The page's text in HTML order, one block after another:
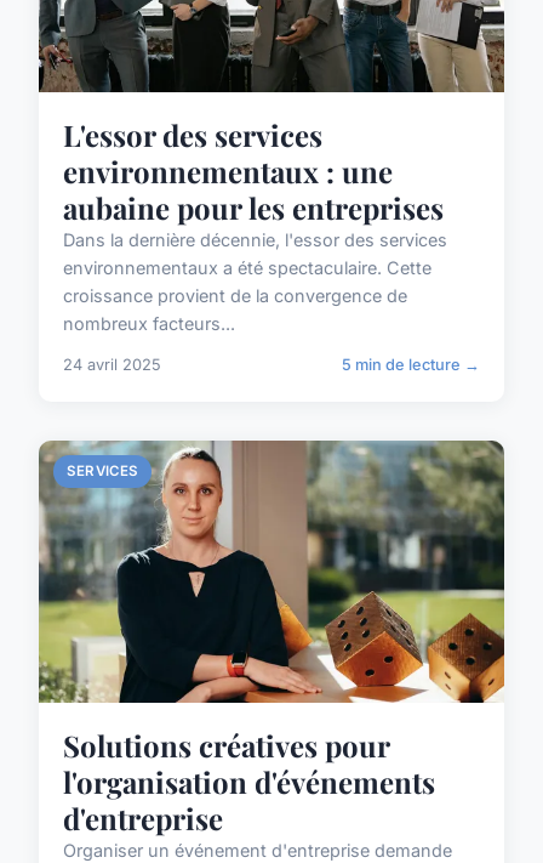
L'essor des services
environnementaux : une
aubaine pour les entreprises
Dans la dernière décennie, l'essor des services
environnementaux a été spectaculaire. Cette
croissance provient de la convergence de
nombreux facteurs...
24 avril 2025 5 min de lecture →
SERVICES
Solutions créatives pour
l'organisation d'événements
d'entreprise
Organiser un événement d'entreprise demande